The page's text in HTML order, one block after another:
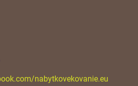
nabytkovekovanie.eu